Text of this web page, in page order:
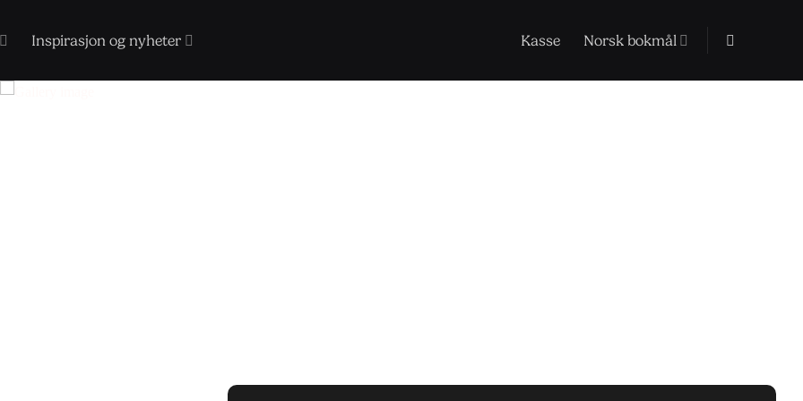
Inspirasjon og nyheter Kasse Norsk bokmål